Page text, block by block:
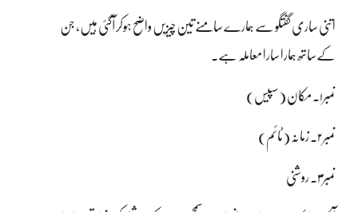
اتنی ساری گفتگو سے ہمارے سامنے تین چیزیں واضح ہوکر آگئی ہیں، جن
کےساتھ ہمارا سارا معاملہ ہے۔
نمبر۱۔ مکان (سپیس)
نمبر۲۔ زمانہ (ٹائم)
نمبر۳۔ روشنی